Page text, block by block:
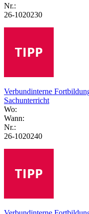
Nr.:
26-1020230
Verbundinterne
Sachunterricht
Wo:
Wann:
Nr.:
26-1020240